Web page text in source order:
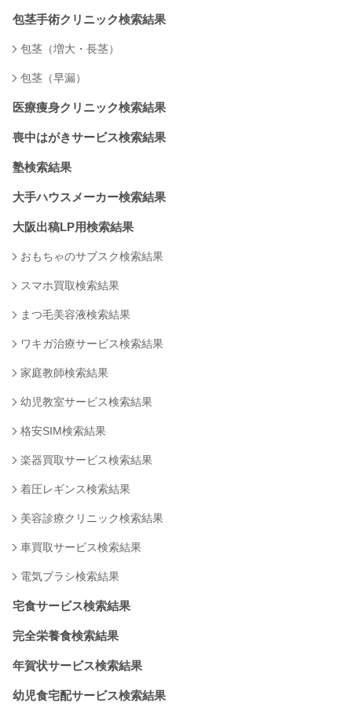
包茎手術クリニック検索結果
包茎（増大・長茎）
包茎（早漏）
医療痩身クリニック検索結果
喪中はがきサービス検索結果
塾検索結果
大手ハウスメーカー検索結果
大阪出稿LP用検索結果
おもちゃのサブスク検索結果
スマホ買取検索結果
まつ毛美容液検索結果
ワキガ治療サービス検索結果
家庭教師検索結果
幼児教室サービス検索結果
格安SIM検索結果
楽器買取サービス検索結果
着圧レギンス検索結果
美容診療クリニック検索結果
車買取サービス検索結果
電気ブラシ検索結果
宅食サービス検索結果
完全栄養食検索結果
年賀状サービス検索結果
幼児食宅配サービス検索結果